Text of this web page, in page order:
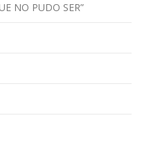
NO PUDO SER”